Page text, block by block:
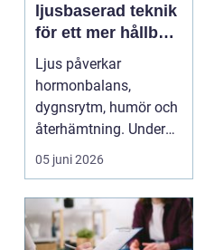
ljusbaserad teknik
för ett mer hållbart
välbefinnande
Ljus påverkar
hormonbalans,
dygnsrytm, humör och
återhämtning. Under
senare år har en ny typ
av prod...
05 juni 2026